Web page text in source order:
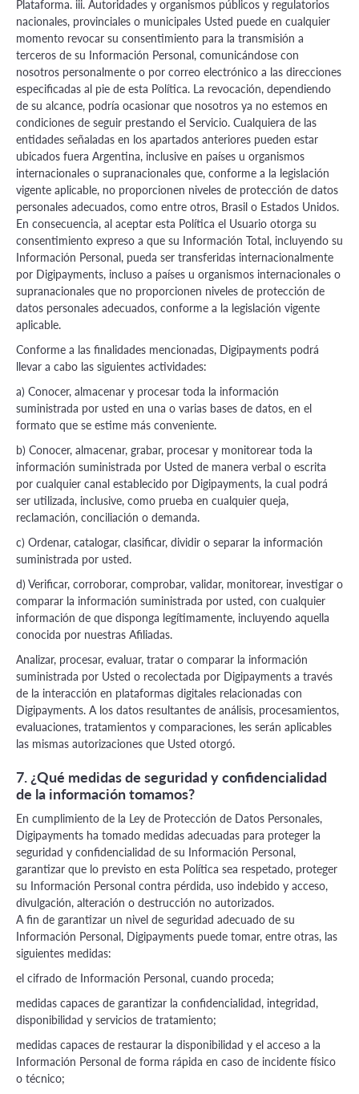
Plataforma. iii. Autoridades y organismos públicos y regulatorios
nacionales, provinciales o municipales Usted puede en cualquier
momento revocar su consentimiento para la transmisión a
terceros de su Información Personal, comunicándose con
nosotros personalmente o por correo electrónico a las direcciones
especificadas al pie de esta Política. La revocación, dependiendo
de su alcance, podría ocasionar que nosotros ya no estemos en
condiciones de seguir prestando el Servicio. Cualquiera de las
entidades señaladas en los apartados anteriores pueden estar
ubicados fuera Argentina, inclusive en países u organismos
internacionales o supranacionales que, conforme a la legislación
vigente aplicable, no proporcionen niveles de protección de datos
personales adecuados, como entre otros, Brasil o Estados Unidos.
En consecuencia, al aceptar esta Política el Usuario otorga su
consentimiento expreso a que su Información Total, incluyendo su
Información Personal, pueda ser transferidas internacionalmente
por Digipayments, incluso a países u organismos internacionales o
supranacionales que no proporcionen niveles de protección de
datos personales adecuados, conforme a la legislación vigente
aplicable.
Conforme a las finalidades mencionadas, Digipayments podrá
llevar a cabo las siguientes actividades:
a) Conocer, almacenar y procesar toda la información
suministrada por usted en una o varias bases de datos, en el
formato que se estime más conveniente.
b) Conocer, almacenar, grabar, procesar y monitorear toda la
información suministrada por Usted de manera verbal o escrita
por cualquier canal establecido por Digipayments, la cual podrá
ser utilizada, inclusive, como prueba en cualquier queja,
reclamación, conciliación o demanda.
c) Ordenar, catalogar, clasificar, dividir o separar la información
suministrada por usted.
d) Verificar, corroborar, comprobar, validar, monitorear, investigar o
comparar la información suministrada por usted, con cualquier
información de que disponga legítimamente, incluyendo aquella
conocida por nuestras Afiliadas.
Analizar, procesar, evaluar, tratar o comparar la información
suministrada por Usted o recolectada por Digipayments a través
de la interacción en plataformas digitales relacionadas con
Digipayments. A los datos resultantes de análisis, procesamientos,
evaluaciones, tratamientos y comparaciones, les serán aplicables
las mismas autorizaciones que Usted otorgó.
7. ¿Qué medidas de seguridad y confidencialidad
de la información tomamos?
En cumplimiento de la Ley de Protección de Datos Personales,
Digipayments ha tomado medidas adecuadas para proteger la
seguridad y confidencialidad de su Información Personal,
garantizar que lo previsto en esta Política sea respetado, proteger
su Información Personal contra pérdida, uso indebido y acceso,
divulgación, alteración o destrucción no autorizados.
A fin de garantizar un nivel de seguridad adecuado de su
Información Personal, Digipayments puede tomar, entre otras, las
siguientes medidas:
el cifrado de Información Personal, cuando proceda;
medidas capaces de garantizar la confidencialidad, integridad,
disponibilidad y servicios de tratamiento;
medidas capaces de restaurar la disponibilidad y el acceso a la
Información Personal de forma rápida en caso de incidente físico
o técnico;